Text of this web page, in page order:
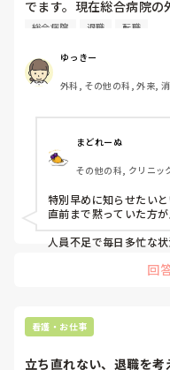
でます。現在総合病院の
前々から転職は考えて
されるんですが、おそ
には出てこないと思われ
の範囲の人に辞めるこ
か…？ちなみに周りは
人がいなくて毎日必死
す）
総合病院 退職 転職
ゆっきー
外科, その他の科, 外来,
まどれーぬ
その他の科, クリニッ
特別早めに知らせたい
直前まで黙っていた方が
人員不足で毎日多忙な
する人も出てきます。
「あと○日の辛抱だから
そのあと数日が行けな
回
看護・お仕事
立ち直れない、退職を考